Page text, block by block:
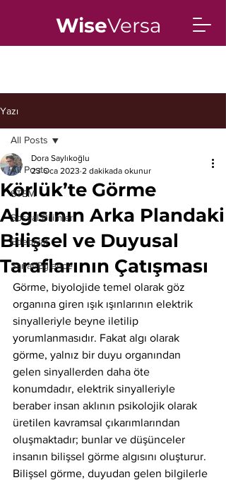
WiseVersa
Yazı
All Posts
STEM
Sosyal Bilimler
Edebiyat
Sanat/Eğlence
All Posts
Körlük’te Görme
Algısının Arka Plandaki
Bilişsel ve Duyusal
Taraflarının Çatışması
Dora Saylıkoğlu
23 Oca 2023 2 dakikada okunur
Görme, biyolojide temel olarak göz
organına giren ışık ışınlarının elektrik
sinyalleriyle beyne iletilip
yorumlanmasıdır. Fakat algı olarak
görme, yalnız bir duyu organından
gelen sinyallerden daha öte
konumdadır, elektrik sinyalleriyle
beraber insan aklının psikolojik olarak
üretilen kavramsal çıkarımlarından
oluşmaktadır; bunlar ve düşünceler
insanın bilişsel görme algısını oluşturur.
Bilişsel görme, duyudan gelen bilgilerle